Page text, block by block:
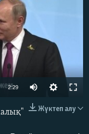
available
2:29
Жүктеп алу